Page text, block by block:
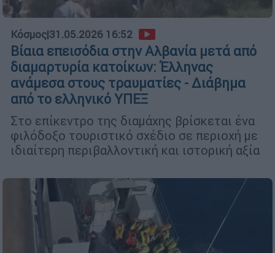
Κόσμος|31.05.2026 16:52
Βίαια επεισόδια στην Αλβανία μετά από
διαμαρτυρία κατοίκων: Έλληνας
ανάμεσα στους τραυματίες - Διάβημα
από το ελληνικό ΥΠΕΞ
Στο επίκεντρο της διαμάχης βρίσκεται ένα
φιλόδοξο τουριστικό σχέδιο σε περιοχή με
ιδιαίτερη περιβαλλοντική και ιστορική αξία